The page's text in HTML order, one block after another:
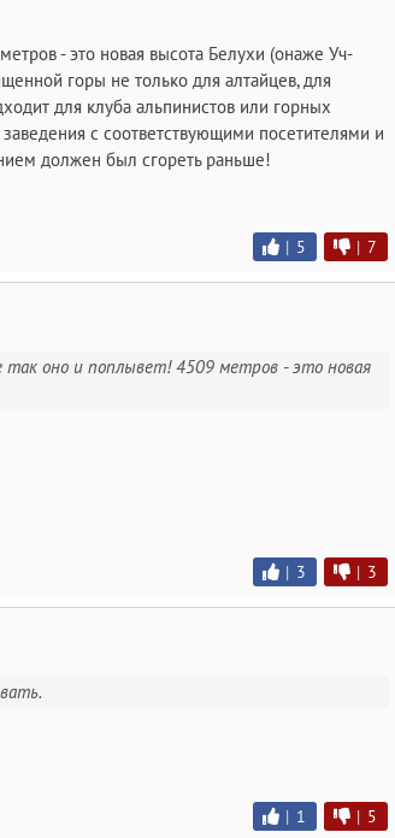
- это новая высота Белухи (онаже Уч-
горы не только для алтайцев, для
для клуба альпинистов или горных
с соответствующими посетителями и
должен был сгореть раньше!
| 5 | 7
так оно и поплывет! 4509 метров - это новая
| 3 | 3
| 1 | 5